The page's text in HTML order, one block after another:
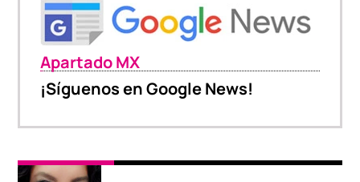
Apartado MX
¡Síguenos en Google News!